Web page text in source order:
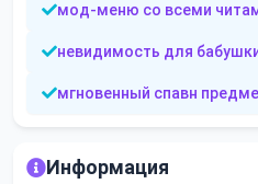
мод-меню со всеми
невидимость для
мгновенный спавн
Информация